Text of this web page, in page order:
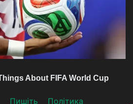
Пишіть
Політика